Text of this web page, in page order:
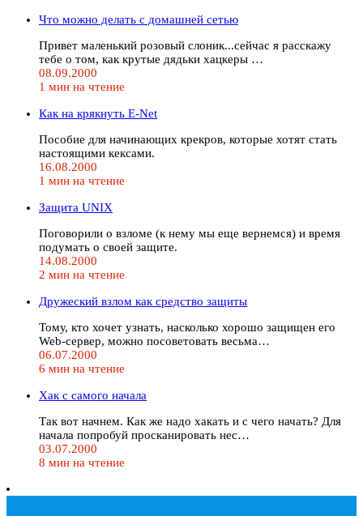
Что можно делать с домашней сетью
Привет маленький розовый слоник...сейчас я расскажу
тебе о том, как крутые дядьки хацкеры …
08.09.2000
1 мин на чтение
Как на крякнуть Е-Net
Пособие для начинающих крекров, которые хотят стать
настоящими кексами.
16.08.2000
1 мин на чтение
Защита UNIX
Поговорили о взломе (к нему мы еще вернемся) и время
подумать о своей защите.
14.08.2000
2 мин на чтение
Дружеский взлом как средство защиты
Тому, кто хочет узнать, насколько хорошо защищен его
Web-сервер, можно посоветовать весьма…
06.07.2000
6 мин на чтение
Хак с самого начала
Так вот начнем. Как же надо хакать и с чего начать? Для
начала попробуй просканировать нес…
03.07.2000
8 мин на чтение